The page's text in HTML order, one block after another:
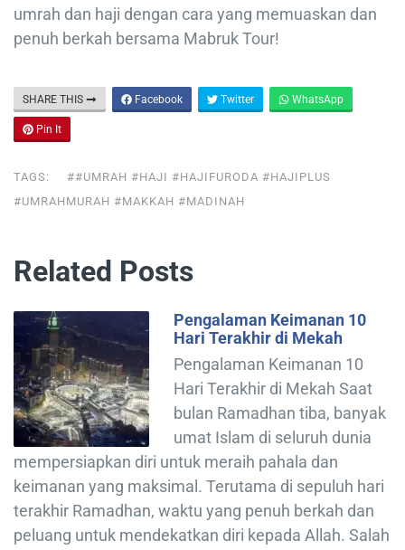
umrah dan haji dengan cara yang memuaskan dan
penuh berkah bersama Mabruk Tour!
SHARE THIS Facebook Twitter WhatsApp
Pin It
TAGS:
##UMRAH #HAJI #HAJIFURODA #HAJIPLUS
#UMRAHMURAH #MAKKAH #MADINAH
Related Posts
Pengalaman Keimanan 10
Hari Terakhir di Mekah
Pengalaman Keimanan 10
Hari Terakhir di Mekah Saat
bulan Ramadhan tiba, banyak
umat Islam di seluruh dunia
mempersiapkan diri untuk meraih pahala dan
keimanan yang maksimal. Terutama di sepuluh hari
terakhir Ramadhan, waktu yang penuh berkah dan
peluang untuk mendekatkan diri kepada Allah. Salah